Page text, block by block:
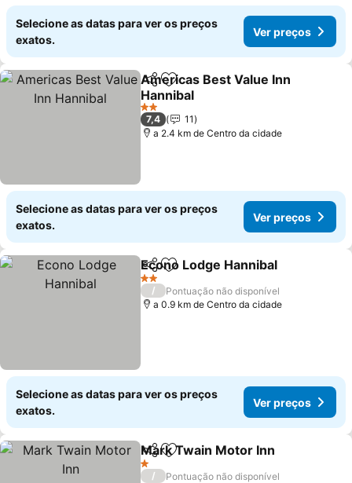
Selecione as datas para ver os preços
exatos.
Ver preços
PartilharAdicionar aos favoritos
Americas Best Value Inn
Hannibal
2 Estrelas
7,4
11
a 2.4 km de Centro da cidade
Selecione as datas para ver os preços
exatos.
Ver preços
PartilharAdicionar aos favoritos
Econo Lodge Hannibal
2 Estrelas
/
Pontuação não disponível
a 0.9 km de Centro da cidade
Selecione as datas para ver os preços
exatos.
Ver preços
PartilharAdicionar aos favoritos
Mark Twain Motor Inn
1 Estrelas
/
Pontuação não disponível